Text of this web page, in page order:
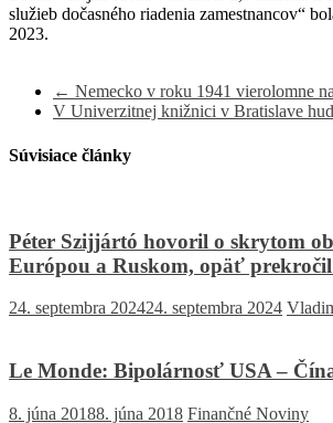
služieb dočasného riadenia zamestnancov“
2023.
← Nemecko v roku 1941 vierolomne
V Univerzitnej knižnici v Bratislave
Súvisiace články
Péter Szijjártó hovoril o skrytom
Európou a Ruskom, opäť
24. septembra 202424. septembra 2024
Le Monde: Bipolárnosť USA –
8. júna 20188. júna 2018 Finančné Noviny